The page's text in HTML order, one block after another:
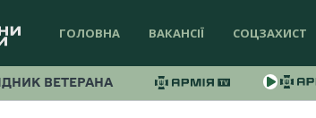
ГОЛОВНА ВАКАНСІЇ СОЦЗАХИСТ
ВЕТЕРАНА